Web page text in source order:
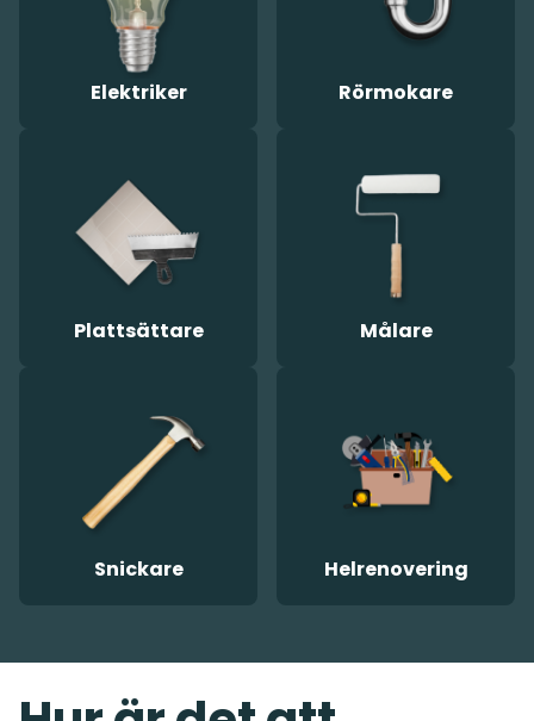
Elektriker Rörmokare
Plattsättare Målare
Snickare Helrenovering